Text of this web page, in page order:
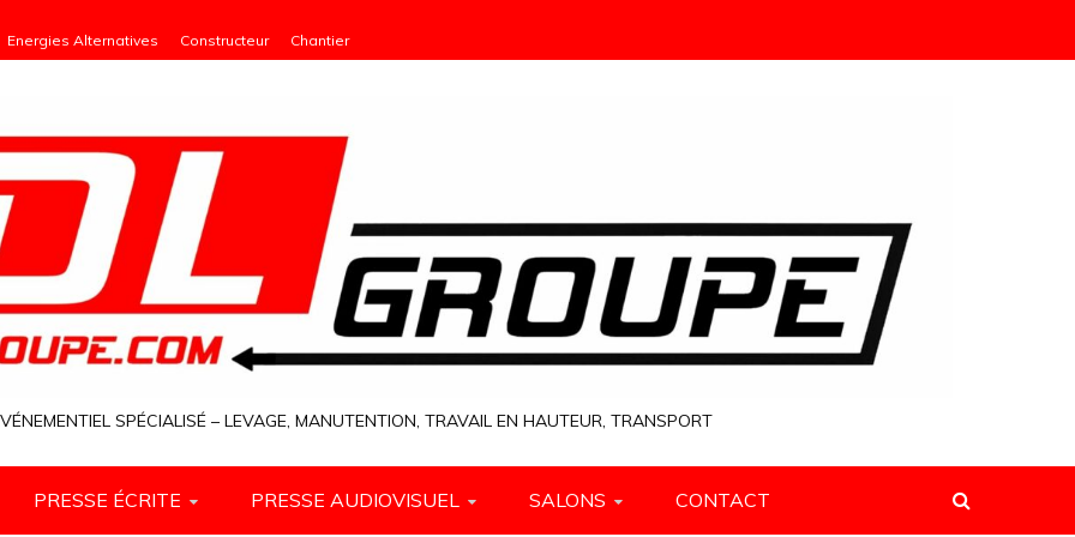
Energies Alternatives Constructeur Chantier
SPÉCIALISÉ – LEVAGE, MANUTENTION, TRAVAIL EN HAUTEUR, TRANSPORT
PRESSE ÉCRITE PRESSE AUDIOVISUEL SALONS CONTACT